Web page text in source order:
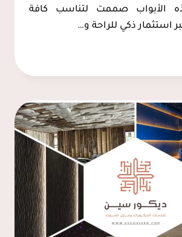
الأبواب صممت لتناسب كافة
استثمار ذكي للراحة و…